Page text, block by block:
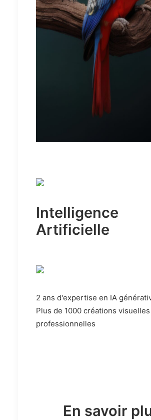
Intelligence
Artificielle
2 ans d'expertise en IA
Plus de 1000 créations visuelles
professionnelles
En savoir